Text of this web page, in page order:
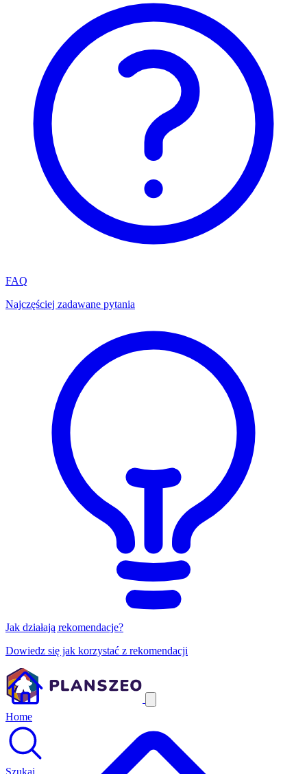
FAQ
Najczęściej zadawane pytania
Jak działają rekomendacje?
Dowiedz się jak korzystać z rekomendacji
Home
Szukaj